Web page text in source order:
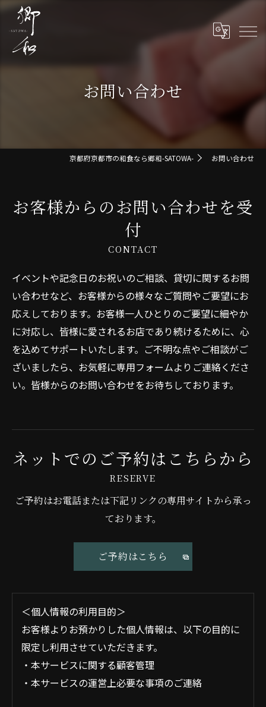
お問い合わせ
京都府京都市の和食なら郷和-SATOWA- お問い合わせ
お客様からのお問い合わせを受
付
CONTACT
イベントや記念日のお祝いのご相談、貸切に関するお問
い合わせなど、お客様からの様々なご質問やご要望にお
応えしております。お客様一人ひとりのご要望に細やか
に対応し、皆様に愛されるお店であり続けるために、心
を込めてサポートいたします。ご不明な点やご相談がご
ざいましたら、お気軽に専用フォームよりご連絡くださ
い。皆様からのお問い合わせをお待ちしております。
ネットでのご予約はこちらから
RESERVE
ご予約はお電話または下記リンクの専用サイトから承っ
ております。
ご予約はこちら
＜個人情報の利用目的＞
お客様よりお預かりした個人情報は、以下の目的に
限定し利用させていただきます。
・本サービスに関する顧客管理
・本サービスの運営上必要な事項のご連絡